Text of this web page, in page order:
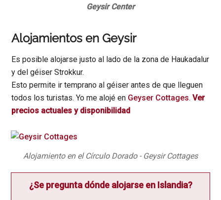
Geysir Center
Alojamientos en Geysir
Es posible alojarse justo al lado de la zona de Haukadalur
y del géiser Strokkur.
Esto permite ir temprano al géiser antes de que lleguen
todos los turistas. Yo me alojé en Gey ser C ottages.Ver
precios actuales y disponibilidad
Alojamiento en el Círculo Dorado - Geysir Cottages
¿Se pregunta dónde alojarse en Islandia?